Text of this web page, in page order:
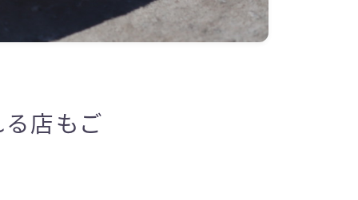
店もご